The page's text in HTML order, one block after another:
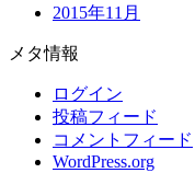
2015年11月
メタ情報
ログイン
投稿フィード
コメントフィード
WordPress.org